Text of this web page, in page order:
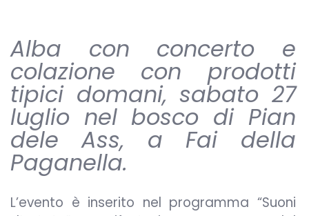
Alba con concerto e
colazione con prodotti
tipici domani, sabato 27
luglio nel bosco di Pian
dele Ass, a Fai della
Paganella.
L’evento è inserito nel programma “Suoni